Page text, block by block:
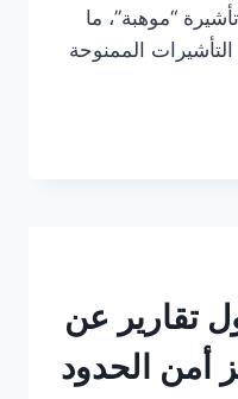
حصل التونسيون على 2441 تأشيرة “موهبة”، ما
التأشيرات الممنوحة
تقارير عن
أمن الحدود